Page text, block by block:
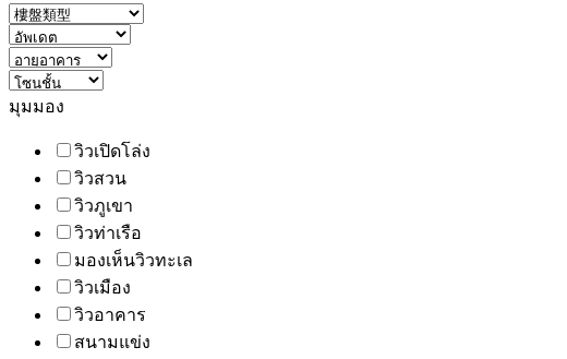
มุมมอง
วิวเปิดโล่ง
วิวสวน
วิวภูเขา
วิวท่าเรือ
มองเห็นวิวทะเล
วิวเมือง
วิวอาคาร
สนามแข่ง